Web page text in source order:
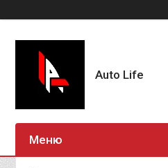
Auto Life